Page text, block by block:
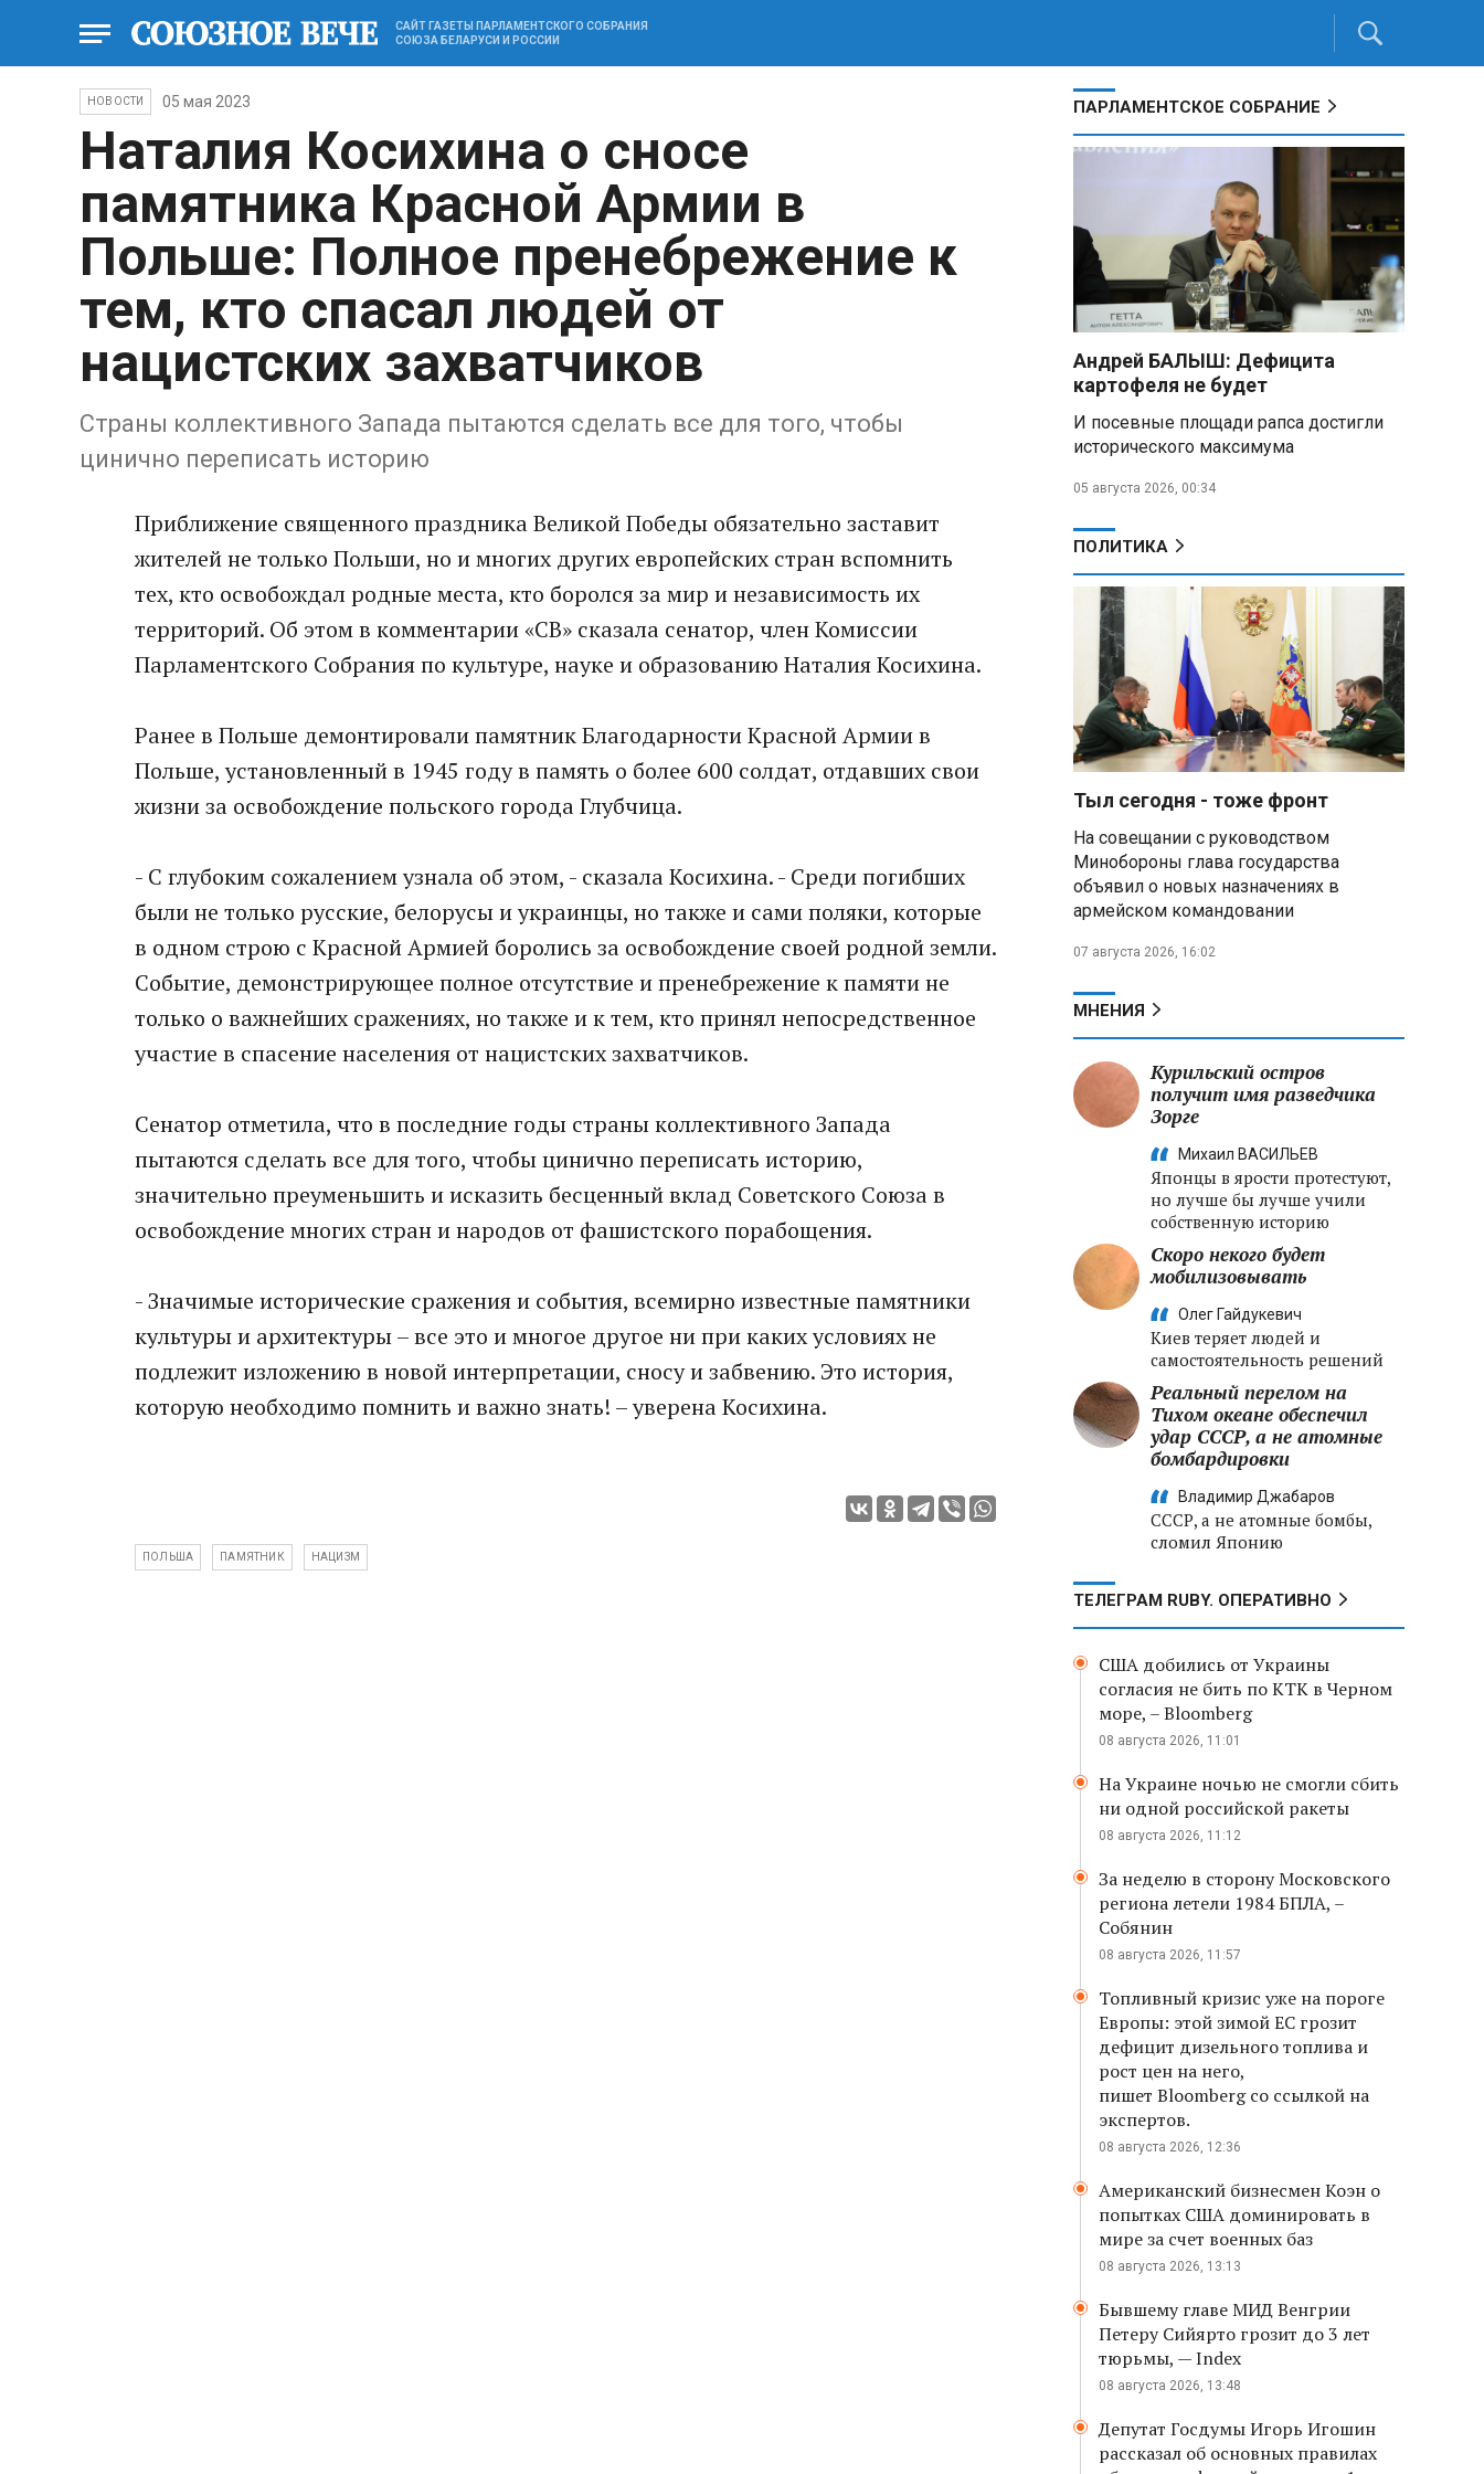
САЙТ ГАЗЕТЫ ПАРЛАМЕНТСКОГО СОБРАНИЯ
СОЮЗА БЕЛАРУСИ И РОССИИ
НОВОСТИ 05 мая 2023
Наталия Косихина о сносе
памятника Красной Армии в
Польше: Полное пренебрежение к
тем, кто спасал людей от
нацистских захватчиков
Страны коллективного Запада пытаются сделать все для того, чтобы
цинично переписать историю
Приближение священного праздника Великой Победы обязательно заставит
жителей не только Польши, но и многих других европейских стран вспомнить
тех, кто освобождал родные места, кто боролся за мир и независимость их
территорий. Об этом в комментарии «СВ» сказала сенатор, член Комиссии
Парламентского Собрания по культуре, науке и образованию Наталия Косихина.
Ранее в Польше демонтировали памятник Благодарности Красной Армии в
Польше, установленный в 1945 году в память о более 600 солдат, отдавших свои
жизни за освобождение польского города Глубчица.
- С глубоким сожалением узнала об этом, - сказала Косихина. - Среди погибших
были не только русские, белорусы и украинцы, но также и сами поляки, которые
в одном строю с Красной Армией боролись за освобождение своей родной земли.
Событие, демонстрирующее полное отсутствие и пренебрежение к памяти не
только о важнейших сражениях, но также и к тем, кто принял непосредственное
участие в спасение населения от нацистских захватчиков.
Сенатор отметила, что в последние годы страны коллективного Запада
пытаются сделать все для того, чтобы цинично переписать историю,
значительно преуменьшить и исказить бесценный вклад Советского Союза в
освобождение многих стран и народов от фашистского порабощения.
- Значимые исторические сражения и события, всемирно известные памятники
культуры и архитектуры – все это и многое другое ни при каких условиях не
подлежит изложению в новой интерпретации, сносу и забвению. Это история,
которую необходимо помнить и важно знать! – уверена Косихина.
ПОЛЬША ПАМЯТНИК НАЦИЗМ
ПАРЛАМЕНТСКОЕ СОБРАНИЕ
Андрей БАЛЫШ: Дефицита
картофеля не будет
И посевные площади рапса достигли
исторического максимума
05 августа 2026, 00:34
ПОЛИТИКА
Тыл сегодня - тоже фронт
На совещании с руководством
Минобороны глава государства
объявил о новых назначениях в
армейском командовании
07 августа 2026, 16:02
МНЕНИЯ
Курильский остров
получит имя разведчика
Зорге
Михаил ВАСИЛЬЕВ
Японцы в ярости протестуют,
но лучше бы лучше учили
собственную историю
Скоро некого будет
мобилизовывать
Олег Гайдукевич
Киев теряет людей и
самостоятельность решений
Реальный перелом на
Тихом океане обеспечил
удар СССР, а не атомные
бомбардировки
Владимир Джабаров
СССР, а не атомные бомбы,
сломил Японию
ТЕЛЕГРАМ RUBY. ОПЕРАТИВНО
США добились от Украины
согласия не бить по КТК в Черном
море, – Bloomberg
08 августа 2026, 11:01
На Украине ночью не смогли сбить
ни одной российской ракеты
08 августа 2026, 11:12
За неделю в сторону Московского
региона летели 1984 БПЛА, –
Собянин
08 августа 2026, 11:57
Топливный кризис уже на пороге
Европы: этой зимой ЕС грозит
дефицит дизельного топлива и
рост цен на него,
пишет Bloomberg со ссылкой на
экспертов.
08 августа 2026, 12:36
Американский бизнесмен Коэн о
попытках США доминировать в
мире за счет военных баз
08 августа 2026, 13:13
Бывшему главе МИД Венгрии
Петеру Сийярто грозит до 3 лет
тюрьмы, — Index
08 августа 2026, 13:48
Депутат Госдумы Игорь Игошин
рассказал об основных правилах